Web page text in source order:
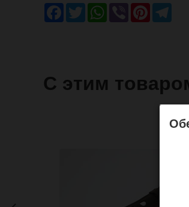
Facebook
TwitterWhatsApp
ViberPinterest
С этим